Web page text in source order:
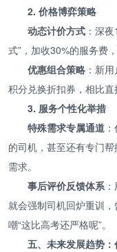
2. 价格博弈策略
动态计价方式 ：深
式”，加收30%的服务费
优惠组合策略 ：新
积分兑换折扣券，相比直
3. 服务个性化举措
特殊需求专属通道
的司机，甚至还有专门
需求。
事后评价反馈体系：
就会强制司机回炉重训
嘲“这比高考还严格呢”。
五、未来发展趋势